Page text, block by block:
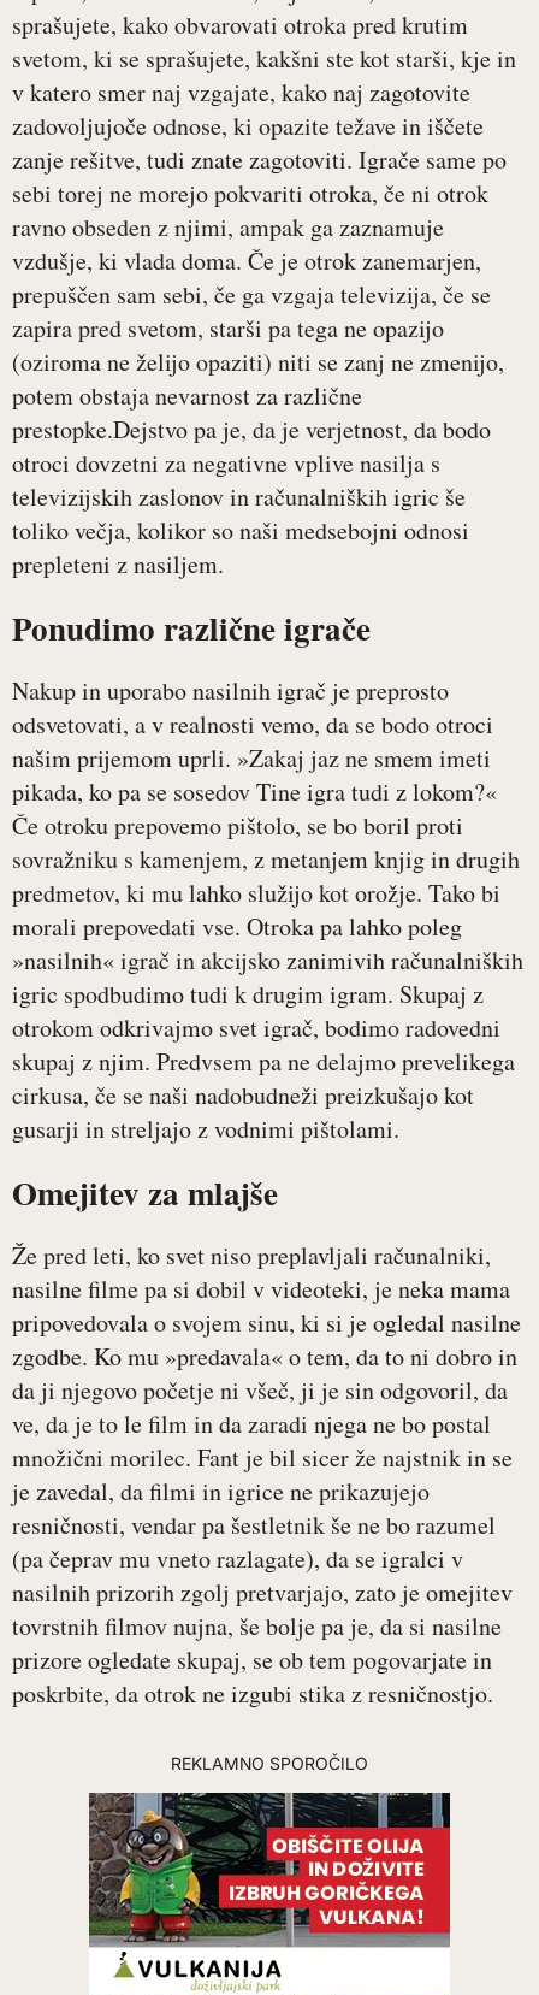
sprašujete, kako obvarovati otroka pred krutim
svetom, ki se sprašujete, kakšni ste kot starši, kje in
v katero smer naj vzgajate, kako naj zagotovite
zadovoljujoče odnose, ki opazite težave in iščete
zanje rešitve, tudi znate zagotoviti. Igrače same po
sebi torej ne morejo pokvariti otroka, če ni otrok
ravno obseden z njimi, ampak ga zaznamuje
vzdušje, ki vlada doma. Če je otrok zanemarjen,
prepuščen sam sebi, če ga vzgaja televizija, če se
zapira pred svetom, starši pa tega ne opazijo
(oziroma ne želijo opaziti) niti se zanj ne zmenijo,
potem obstaja nevarnost za različne
prestopke.Dejstvo pa je, da je verjetnost, da bodo
otroci dovzetni za negativne vplive nasilja s
televizijskih zaslonov in računalniških igric še
toliko večja, kolikor so naši medsebojni odnosi
prepleteni z nasiljem.
Ponudimo različne igrače
Nakup in uporabo nasilnih igrač je preprosto
odsvetovati, a v realnosti vemo, da se bodo otroci
našim prijemom uprli. »Zakaj jaz ne smem imeti
pikada, ko pa se sosedov Tine igra tudi z lokom?«
Če otroku prepovemo pištolo, se bo boril proti
sovražniku s kamenjem, z metanjem knjig in drugih
predmetov, ki mu lahko služijo kot orožje. Tako bi
morali prepovedati vse. Otroka pa lahko poleg
»nasilnih« igrač in akcijsko zanimivih računalniških
igric spodbudimo tudi k drugim igram. Skupaj z
otrokom odkrivajmo svet igrač, bodimo radovedni
skupaj z njim. Predvsem pa ne delajmo prevelikega
cirkusa, če se naši nadobudneži preizkušajo kot
gusarji in streljajo z vodnimi pištolami.
Omejitev za mlajše
Že pred leti, ko svet niso preplavljali računalniki,
nasilne filme pa si dobil v videoteki, je neka mama
pripovedovala o svojem sinu, ki si je ogledal nasilne
zgodbe. Ko mu »predavala« o tem, da to ni dobro in
da ji njegovo početje ni všeč, ji je sin odgovoril, da
ve, da je to le film in da zaradi njega ne bo postal
množični morilec. Fant je bil sicer že najstnik in se
je zavedal, da filmi in igrice ne prikazujejo
resničnosti, vendar pa šestletnik še ne bo razumel
(pa čeprav mu vneto razlagate), da se igralci v
nasilnih prizorih zgolj pretvarjajo, zato je omejitev
tovrstnih filmov nujna, še bolje pa je, da si nasilne
prizore ogledate skupaj, se ob tem pogovarjate in
poskrbite, da otrok ne izgubi stika z resničnostjo.
REKLAMNO SPOROČILO